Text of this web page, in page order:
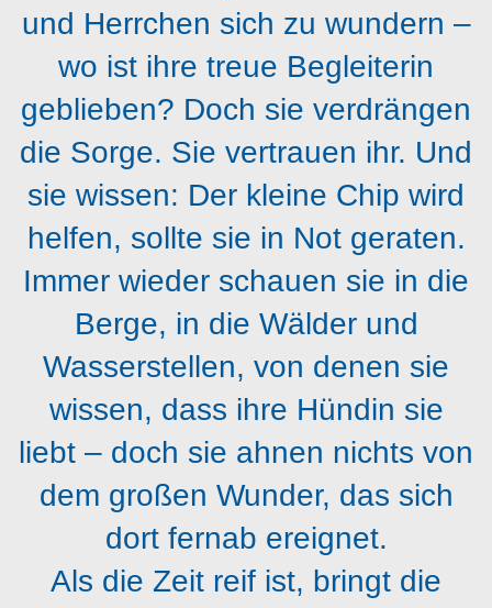
und Herrchen sich zu wundern –
wo ist ihre treue Begleiterin
geblieben? Doch sie verdrängen
die Sorge. Sie vertrauen ihr. Und
sie wissen: Der kleine Chip wird
helfen, sollte sie in Not geraten.
Immer wieder schauen sie in die
Berge, in die Wälder und
Wasserstellen, von denen sie
wissen, dass ihre Hündin sie
liebt – doch sie ahnen nichts von
dem großen Wunder, das sich
dort fernab ereignet.
Als die Zeit reif ist, bringt die